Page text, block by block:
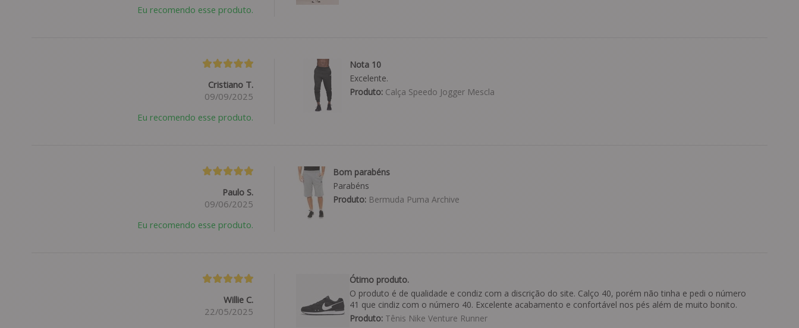
Eu recomendo esse produto.
Cristiano T.
09/09/2025
Eu recomendo esse produto.
Nota 10
Excelente.
Produto:Calça Speedo Jogger Mescla
Paulo S.
09/06/2025
Eu recomendo esse produto.
Bom parabéns
Parabéns
Produto:Bermuda Puma Archive
Willie C.
22/05/2025
Ótimo produto.
O produto é de qualidade e condiz com a discrição do site. Calço 40, porém não tinha e pedi o número
41 que cindiz com o número 40. Excelente acabamento e confortável nos pés além de muito bonito.
Produto:Tênis Nike Venture Runner